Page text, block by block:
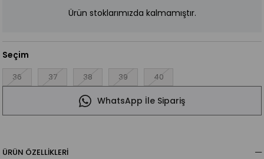
Ürün stoklarımızda kalmamıştır.
Seçim
36 37 38 39 40
WhatsApp İle Sipariş
ÜRÜN ÖZELLIKLERI